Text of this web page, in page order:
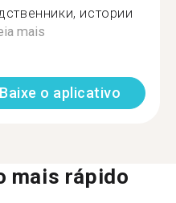
истории
mais
Baixe o aplicativo
mais rápido